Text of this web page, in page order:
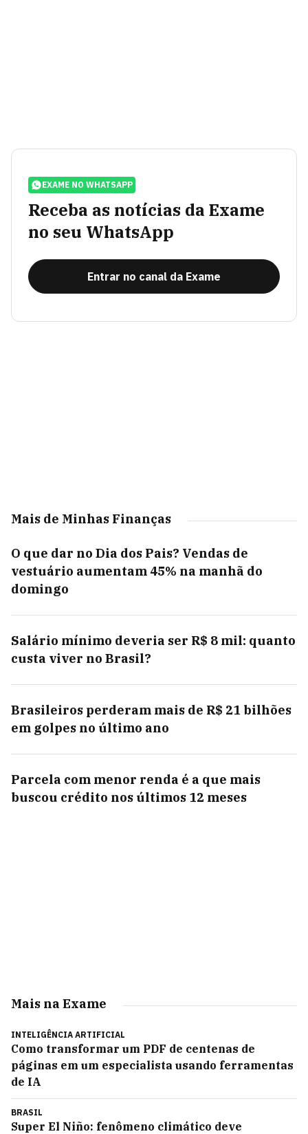
EXAME NO WHATSAPP
Receba as notícias da Exame
no seu WhatsApp
Entrar no canal da Exame
Mais de Minhas Finanças
O que dar no Dia dos Pais? Vendas de
vestuário aumentam 45% na manhã do
domingo
Salário mínimo deveria ser R$ 8 mil: quanto
custa viver no Brasil?
Brasileiros perderam mais de R$ 21 bilhões
em golpes no último ano
Parcela com menor renda é a que mais
buscou crédito nos últimos 12 meses
Mais na Exame
INTELIGÊNCIA ARTIFICIAL
Como transformar um PDF de centenas de
páginas em um especialista usando ferramentas
de IA
BRASIL
Super El Niño: fenômeno climático deve